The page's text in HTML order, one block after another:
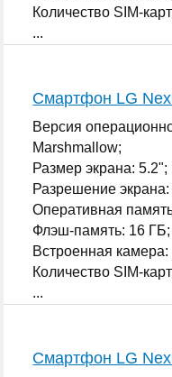
Количество SIM-
...
Смартфон LG
Версия
Marshmallow;
Размер экрана: 5.2";
Разрешение
Оперативная
Флэш-память: 16 ГБ;
Встроенная камера:
Количество SIM-
...
Смартфон LG